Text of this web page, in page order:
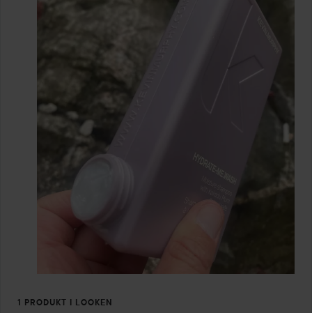
1 PRODUKT I LOOKEN